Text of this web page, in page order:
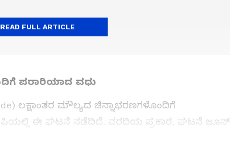
ಪರಾರಿಯಾದ ವಧು
ಲಕ್ಷಾಂತರ ಮೌಲ್ಯದ ಚಿನ್ನಾಭರಣಗಳೊಂದಿಗೆ
ಈ ಘಟನೆ ನಡೆದಿದೆ. ವರದಿಯ ಪ್ರಕಾರ, ಘಟನೆ ಜೂನ್
READ FULL ARTICLE